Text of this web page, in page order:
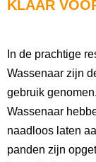
KLAAR
In de prachtige
Wassenaar zijn
gebruik
Wassenaar
naadloos laten
panden zijn